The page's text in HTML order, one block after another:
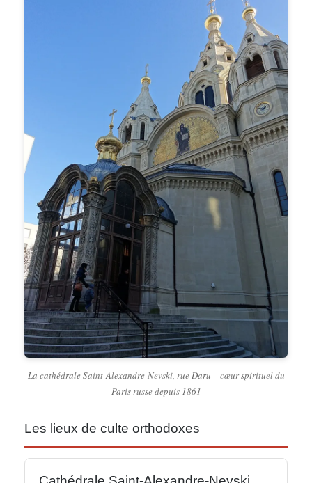
La cathédrale Saint-Alexandre-Nevski, rue Daru – cœur spirituel du
Paris russe depuis 1861
Les lieux de culte orthodoxes